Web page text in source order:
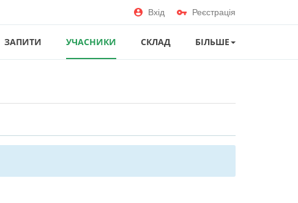
Вхід Реєстрація
ЗАПИТИ УЧАСНИКИ СКЛАД БІЛЬШЕ